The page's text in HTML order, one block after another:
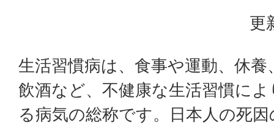
更
生活習慣病は、食事や運動、休養
飲酒など、不健康な生活習慣に
る病気の総称です。日本人の死